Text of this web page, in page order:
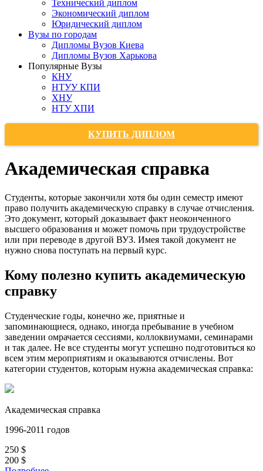
Технический диплом
Экономический диплом
Юридический диплом
Вузы по городам
Дипломы Вузов Киева
Дипломы Вузов Харькова
Популярные Вузы
КНУ
НТУУ КПИ
ХНУ
НТУ ХПИ
КУПИТЬ ДИПЛОМ
Академическая справка
Студенты, которые закончили хотя бы один семестр имеют
право получить академическую справку в случае отчисления.
Это документ, который доказывает факт неоконченного
высшего образования и может помочь при трудоустройстве
или при переводе в другой ВУЗ. Имея такой документ не
нужно снова поступать на первый курс.
Кому полезно купить академическую
справку
Студенческие годы, конечно же, приятные и
запоминающиеся, однако, иногда пребывание в учебном
заведении омрачается сессиями, коллоквиумами, семинарами
и так далее. Не все студенты могут успешно подготовиться ко
всем этим мероприятиям и оказываются отчислены. Вот
категории студентов, которым нужна академическая справка:
Академическая справка
1996-2011 годов
250 $
200 $